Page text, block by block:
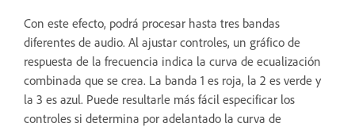
Con este efecto, podrá procesar hasta tres bandas
diferentes de audio. Al ajustar controles, un gráfico de
respuesta de la frecuencia indica la curva de ecualización
combinada que se crea. La banda 1 es roja, la 2 es verde y
la 3 es azul. Puede resultarle más fácil especificar los
controles si determina por adelantado la curva de